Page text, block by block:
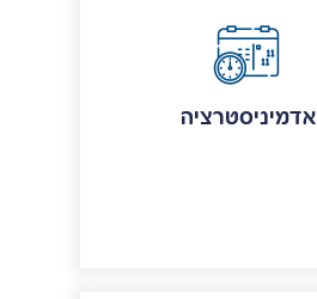
אדמיניסטרציה